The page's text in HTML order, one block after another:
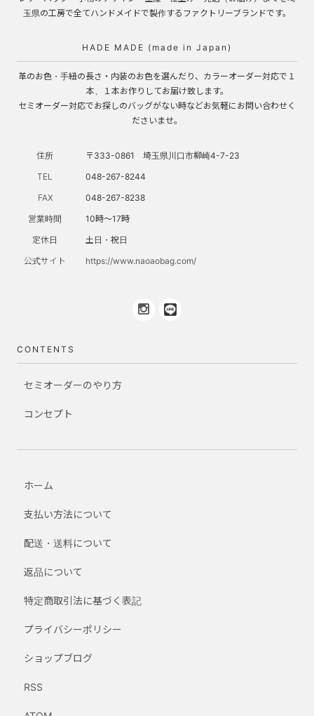
玉県の工房で全てハンドメイドで製作するファクトリーブランドです。
HADE MADE (made in Japan)
革のお色・手紐の長さ・内装のお色を選んだり、カラーオーダー対応で１
本、１本お作りしてお届け致します。
セミオーダー対応でお探しのバッグがない時などお気軽にお問い合わせく
ださいませ。
住所
〒333-0861 埼玉県川口市柳崎4-7-23
TEL
048-267-8244
FAX
048-267-8238
営業時間
10時～17時
定休日
土日・祝日
公式サイト
https://www.naoaobag.com/
CONTENTS
セミオーダーのやり方
コンセプト
ホーム
支払い方法について
配送・送料について
返品について
特定商取引法に基づく表記
プライバシーポリシー
ショップブログ
RSS